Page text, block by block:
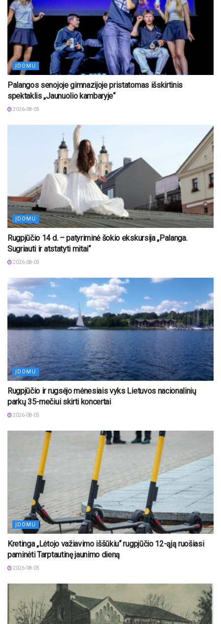
ĮDOMU
Palangos senojoje gimnazijoje pristatomas išskirtinis
spektaklis „Jaunuolio kambaryje“
2026-08-05
ĮDOMU
Rugpjūčio 14 d. – patyriminė šokio ekskursija „Palanga.
Sugriauti ir atstatyti mitai“
2026-08-05
ĮDOMU
Rugpjūčio ir rugsėjo mėnesiais vyks Lietuvos nacionalinių
parkų 35-mečiui skirti koncertai
2026-08-05
ĮDOMU
Kretinga „Lėtojo važiavimo iššūkiu“ rugpjūčio 12-ąją ruošiasi
paminėti Tarptautinę jaunimo dieną
2026-08-05